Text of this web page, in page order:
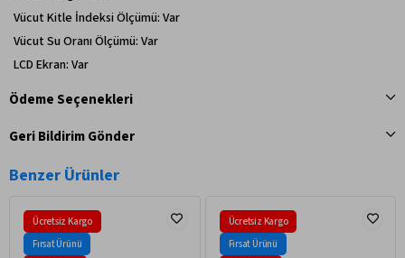
Vücut Kitle İndeksi Ölçümü: Var
Vücut Su Oranı Ölçümü: Var
LCD Ekran: Var
Ödeme Seçenekleri
Geri Bildirim Gönder
Benzer Ürünler
Ücretsiz Kargo
Fırsat Ürünü
Ücretsiz Kargo
Fırsat Ürünü